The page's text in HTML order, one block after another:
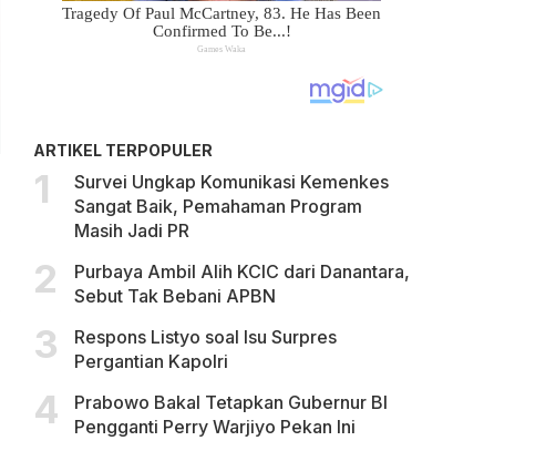
ARTIKEL TERPOPULER
Survei Ungkap Komunikasi Kemenkes
Sangat Baik, Pemahaman Program
Masih Jadi PR
Purbaya Ambil Alih KCIC dari Danantara,
Sebut Tak Bebani APBN
Respons Listyo soal Isu Surpres
Pergantian Kapolri
Prabowo Bakal Tetapkan Gubernur BI
Pengganti Perry Warjiyo Pekan Ini